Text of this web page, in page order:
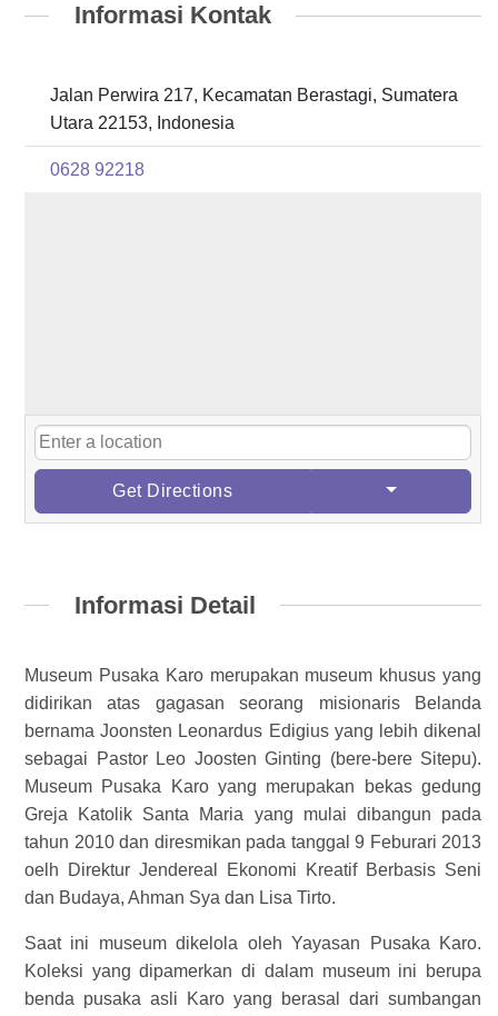
Informasi Kontak
Jalan Perwira 217, Kecamatan Berastagi, Sumatera
Utara 22153, Indonesia
0628 92218
Get Directions
Informasi Detail
Museum Pusaka Karo merupakan museum khusus yang
didirikan atas gagasan seorang misionaris Belanda
bernama Joonsten Leonardus Edigius yang lebih dikenal
sebagai Pastor Leo Joosten Ginting (bere-bere Sitepu).
Museum Pusaka Karo yang merupakan bekas gedung
Greja Katolik Santa Maria yang mulai dibangun pada
tahun 2010 dan diresmikan pada tanggal 9 Feburari 2013
oelh Direktur Jendereal Ekonomi Kreatif Berbasis Seni
dan Budaya, Ahman Sya dan Lisa Tirto.
Saat ini museum dikelola oleh Yayasan Pusaka Karo.
Koleksi yang dipamerkan di dalam museum ini berupa
benda pusaka asli Karo yang berasal dari sumbangan